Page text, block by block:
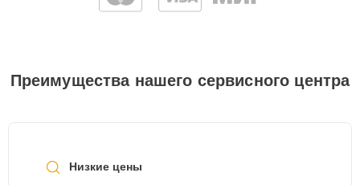
Преимущества нашего сервисного центра
Низкие цены